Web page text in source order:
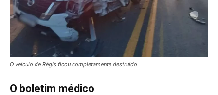
O veículo de Régis ficou completamente destruído
O boletim médico